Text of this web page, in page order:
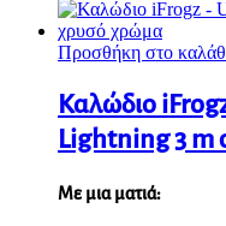
Προσθήκη στο
Καλώδιο
Lightning 3 m
Με μια ματιά: